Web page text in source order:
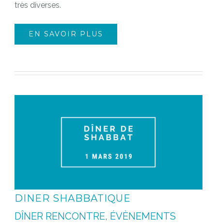
très diverses.
EN SAVOIR PLUS
DINER SHABBATIQUE
DÎNER RENCONTRE, ÉVÈNEMENTS